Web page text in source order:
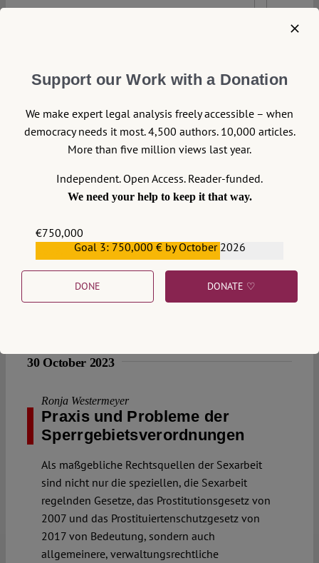
30 October 2023
Ronja Westermeyer
Praxis und Probleme der
Sperrgebietsverordnungen
Als maßgebliche Rechtsquellen der Sexarbeit
sind nicht nur die speziellen, die Sexarbeit
regelnden Gesetze, das Prostitutionsgesetz von
2007 und das Prostituiertenschutzgesetz von
2017 von Bedeutung, sondern auch
allgemeinere, verwaltungsrechtliche
Support our Work with a Donation
We make expert legal analysis freely accessible – when
democracy needs it most. 4,500 authors. 10,000 articles.
More than five million views last year.
Independent. Open Access. Reader-funded.
We need your help to keep it that way.
€750,000
€559,159Goal 3: 750,000 € by October 2026
DONE DONATE ♡